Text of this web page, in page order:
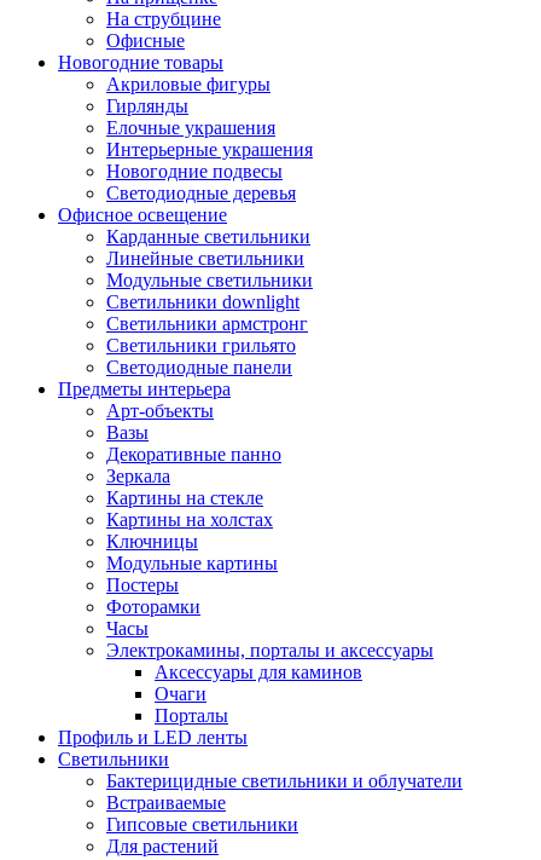
На струбцине
Офисные
Новогодние товары
Акриловые фигуры
Гирлянды
Елочные украшения
Интерьерные украшения
Новогодние подвесы
Светодиодные деревья
Офисное освещение
Карданные светильники
Линейные светильники
Модульные светильники
Светильники downlight
Светильники армстронг
Светильники грильято
Светодиодные панели
Предметы интерьера
Арт-объекты
Вазы
Декоративные панно
Зеркала
Картины на стекле
Картины на холстах
Ключницы
Модульные картины
Постеры
Фоторамки
Часы
Электрокамины, порталы и аксессуары
Аксессуары для каминов
Очаги
Порталы
Профиль и LED ленты
Светильники
Бактерицидные светильники и облучатели
Встраиваемые
Гипсовые светильники
Для растений